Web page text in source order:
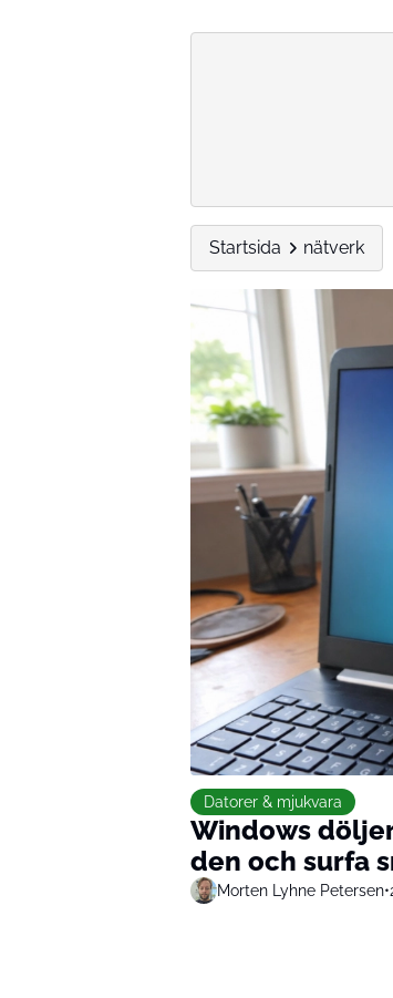
Startsida nätverk
Datorer & mjukvara
Windows
den och surfa
Morten Lyhne Petersen•